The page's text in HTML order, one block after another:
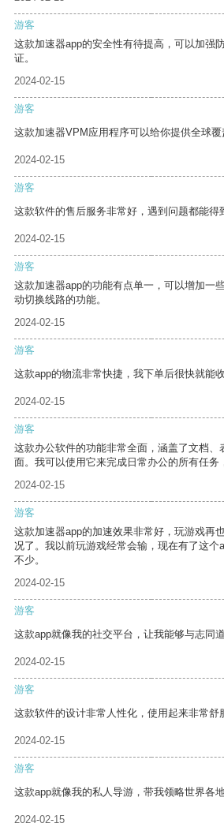
游客
这款加速器app的安全性有待提高，可以加强
证。
2024-02-15
游客
这款加速器VPM应用程序可以给你提供全球覆
2024-02-15
游客
这款软件的售后服务非常好，遇到问题都能得
2024-02-15
游客
这款加速器app的功能有点单一，可以增加一
动切换线路的功能。
2024-02-15
游客
这款app的物流非常快捷，我下单后很快就能收
2024-02-15
游客
这款办公软件的功能非常全面，涵盖了文档、
面。我可以使用它来完成日常办公的所有任务
2024-02-15
游客
这款加速器app的加速效果非常好，玩游戏再
况了。我以前玩游戏经常会输，现在有了这个
不少。
2024-02-15
游客
这款app就像我的社交平台，让我能够与志同
2024-02-15
游客
这款软件的设计非常人性化，使用起来非常舒
2024-02-15
游客
这款app就像我的私人导游，带我领略世界各地
2024-02-15